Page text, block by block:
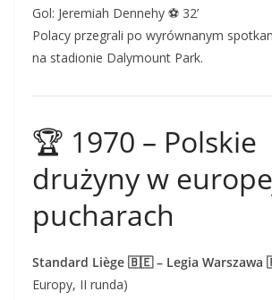
Gol: Jeremiah Dennehy ⚽ 32’
Polacy przegrali po wyrównanym
na stadionie Dalymount Park.
🏆 1970 – Polskie
drużyny w
pucharach
Standard Liège 🇧🇪 – Legia
Europy, II runda)